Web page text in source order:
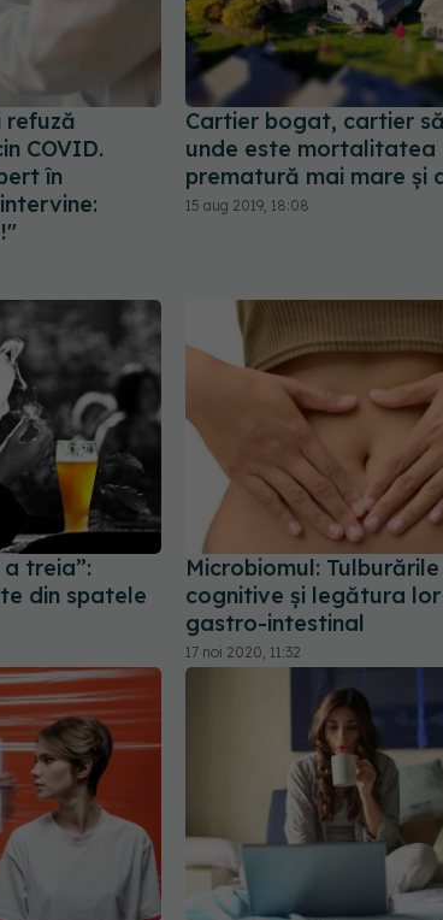
refuză
COVID.
în
Cartier bogat, cartier
unde este mortalitatea
prematură mai mare și
15 aug 2019, 18:08
treia”:
din spatele
Microbiomul:
cognitive și legătura
gastro-intestinal
17 noi 2020, 11:32